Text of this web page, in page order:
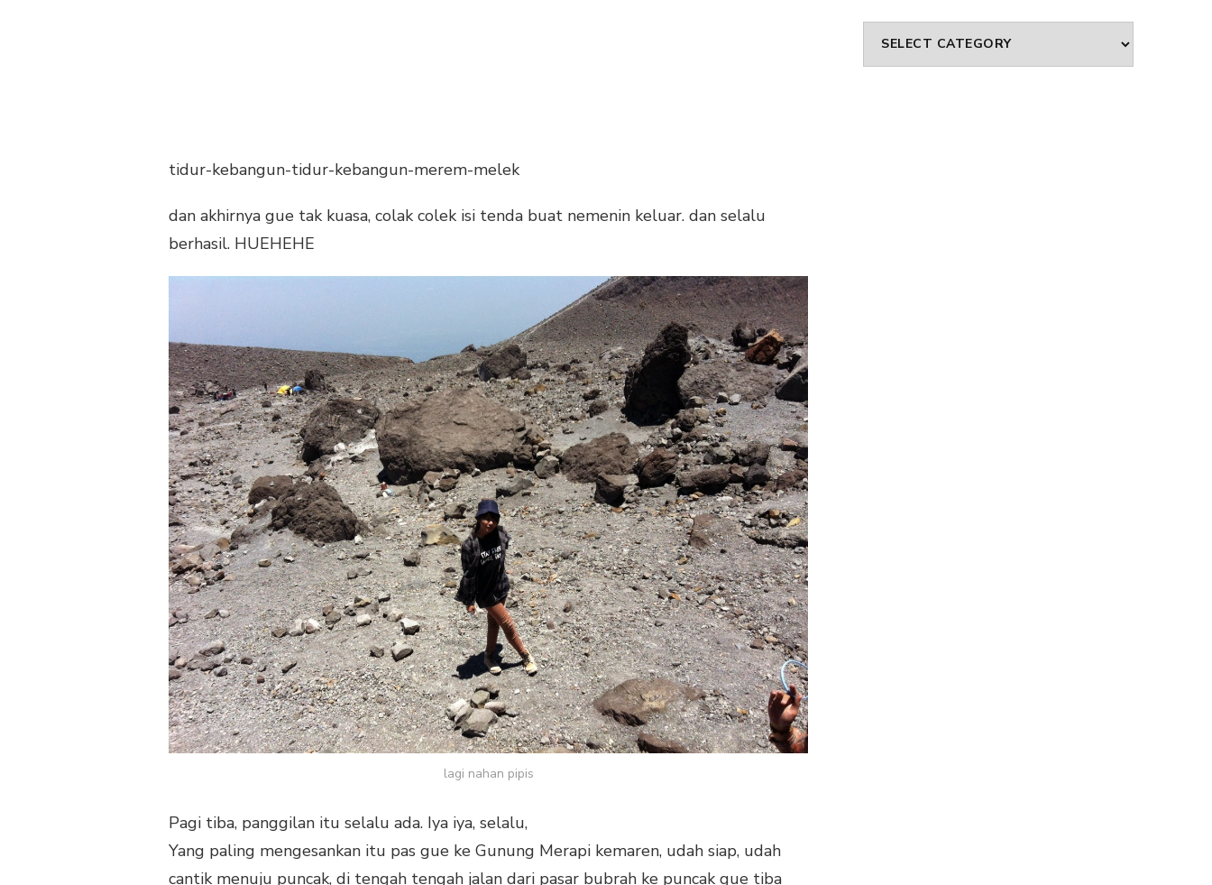
tidur-kebangun-tidur-kebangun-merem-melek
dan akhirnya gue tak kuasa, colak colek isi tenda buat nemenin keluar. dan selalu
berhasil. HUEHEHE
lagi nahan pipis
Pagi tiba, panggilan itu selalu ada. Iya iya, selalu,
Yang paling mengesankan itu pas gue ke Gunung Merapi kemaren, udah siap, udah
cantik menuju puncak, di tengah tengah jalan dari pasar bubrah ke puncak gue tiba
Categories